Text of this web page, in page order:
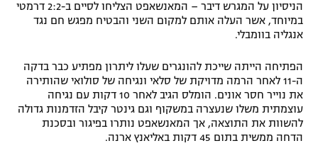
תנאי שימוש
מדיניות פרטיות
תקנון פעילות ספורט 1
ספורט אתגרי ואקסטרים
גיימינג E-Sports
הניסיון על המגרש דיבר – המאנשאפט הצליחו לסיים ב-2:2 דרמטי
במיוחד, אשר העלה אותם למקום השני והבטיח מפגש חם נגד
אנגליה בוומבלי.
הפתיחה הייתה שייכת להונגרים שעלו ליתרון מפתיע כבר בדקה
ה-11 לאחר הרמה מדויקת של סלאי ונגיחה של סולואי שהותירה
את נוייר חסר אונים. הומלס הגיב לאחר 10 דקות עם נגיחה
עוצמתית משלו שנעצרה במשקוף וגם גינטר קיבל הזדמנות גדולה
להשוות את התוצאה, אך המאנשאפט נותרו בפיגור ובסכנת
הדחה ממשית בתום 45 דקות באליאנץ ארנה.